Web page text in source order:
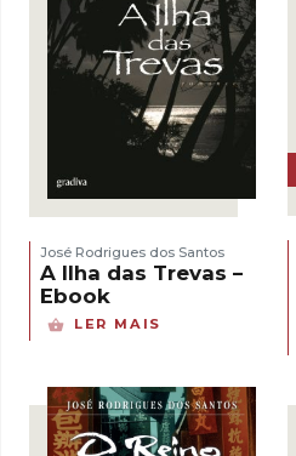
José Rodrigues dos Santos
A Ilha das Trevas –
Ebook
LER MAIS